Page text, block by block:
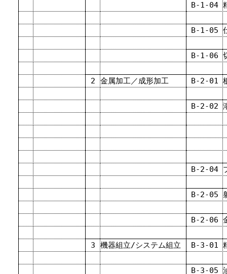
B-1-04
B-1-05
B-1-06
2 金属加工／成形加工 B-2-01
B-2-02
B-2-04
B-2-05
B-2-06
3 機器組立/システム組立 B-3-01
B-3-05